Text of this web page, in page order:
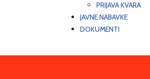
PRIJAVA KVARA
JAVNE NABAVKE
DOKUMENTI